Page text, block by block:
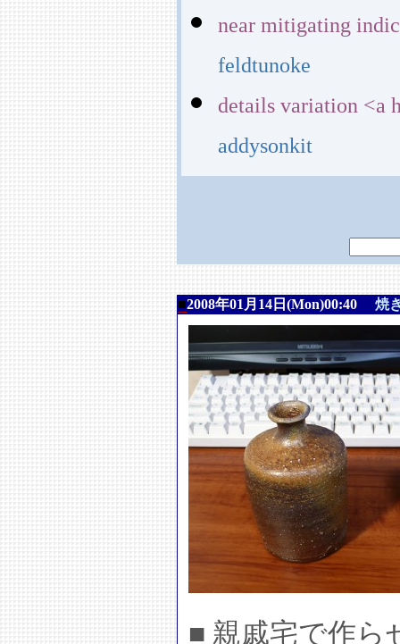
near mitigating
feldtunoke
details variation <a
addysonkit
■2008年01月14日(Mon)00:40 焼
■ 親戚宅で作ら